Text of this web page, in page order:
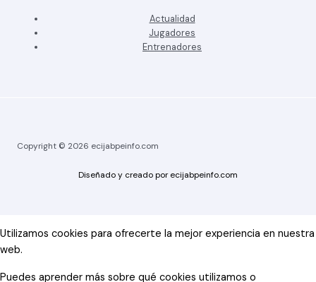
Actualidad
Jugadores
Entrenadores
Copyright © 2026 ecijabpeinfo.com
Diseñado y creado por ecijabpeinfo.com
Utilizamos cookies para ofrecerte la mejor experiencia en nuestra
web.
Puedes aprender más sobre qué cookies utilizamos o